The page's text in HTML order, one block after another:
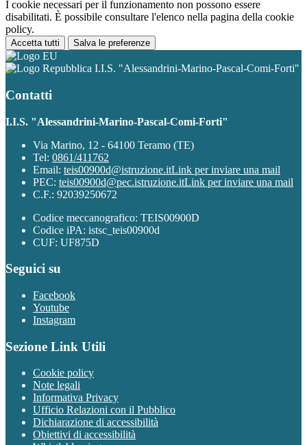
I cookie necessari per il funzionamento non possono essere
disabilitati. È possibile consultare l'elenco nella pagina della cookie
policy.
Accetta tutti Salva le preferenze
I.I.S. "Alessandrini-Marino-Pascal-Comi-Forti"
Contatti
I.I.S. "Alessandrini-Marino-Pascal-Comi-Forti"
Via Marino, 12 - 64100 Teramo (TE)
Tel: 0861/411762
Email: teis00900d@istruzione.itLink per inviare una mail
PEC: teis00900d@pec.istruzione.itLink per inviare una mail
C.F.: 92039250672
Codice meccanografico: TEIS00900D
Codice iPA: istsc_teis00900d
CUF: UF875D
Seguici su
Facebook
Youtube
Instagram
Sezione Link Utili
Cookie policy
Note legali
Informativa Privacy
Ufficio Relazioni con il Pubblico
Dichiarazione di accessibilità
Obiettivi di accessibilità